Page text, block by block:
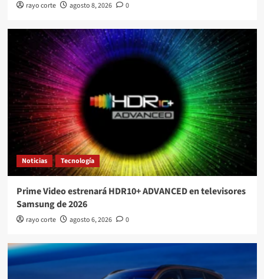
rayo corte agosto 8, 2026 0
Noticias Tecnología
Prime Video estrenará HDR10+ ADVANCED en televisores
Samsung de 2026
rayo corte agosto 6, 2026 0